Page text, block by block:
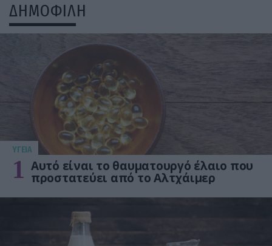
ΔΗΜΟΦΙΛΗ
ΥΓΕΙΑ
1 Αυτό είναι το θαυματουργό έλαιο που
προστατεύει από το Αλτχάιμερ